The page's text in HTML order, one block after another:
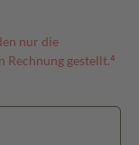
nur die
Rechnung gestellt.⁴